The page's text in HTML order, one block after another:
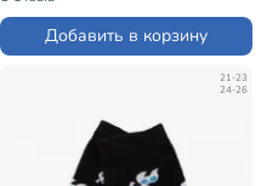
Добавить в корзину
21-23
24-26